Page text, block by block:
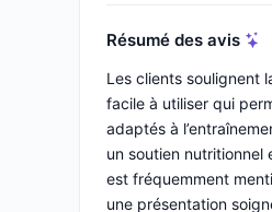
Résumé des avis
Les clients soulignent
facile à utiliser qui
adaptés à
un soutien
est fréquemment
une présentation